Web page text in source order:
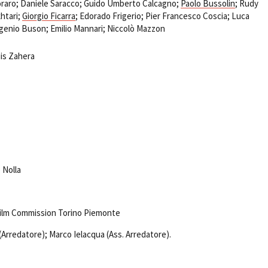
Daniele Saracco; Guido Umberto Calcagno; Paolo Bussolin; Rudy
Giorgio Ficarra; Edorado Frigerio; Pier Francesco Coscia; Luca
Buson; Emilio Mannari; Niccolò Mazzon
Zahera
Commission Torino Piemonte
Marco Ielacqua (Ass. Arredatore).